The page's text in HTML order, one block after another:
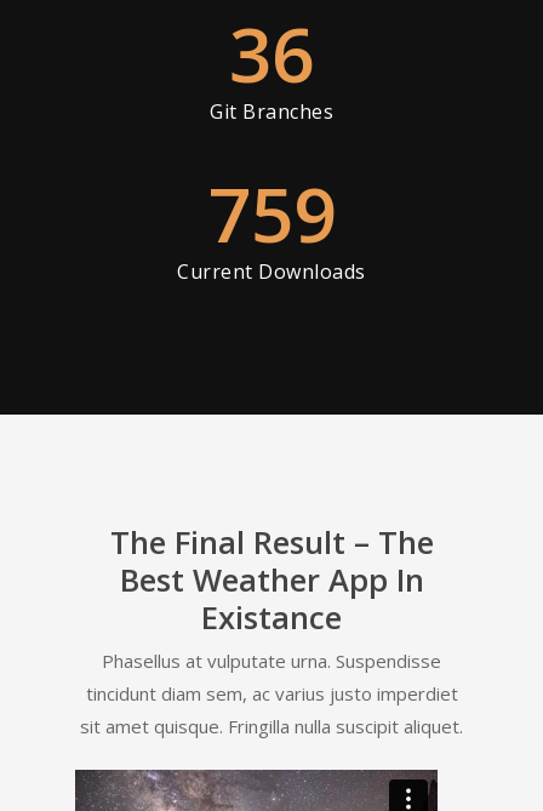
36
Git Branches
759
Current Downloads
The Final Result – The
Best Weather App In
Existance
Phasellus at vulputate urna. Suspendisse
tincidunt diam sem, ac varius justo imperdiet
sit amet quisque. Fringilla nulla suscipit aliquet.